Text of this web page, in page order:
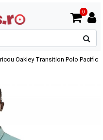
0
Oakley Transition Polo Pacific